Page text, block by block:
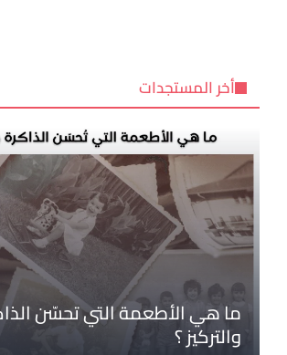
أخر المستجدات
ما هي الأطعمة التي تحسّن
والتركيز ؟